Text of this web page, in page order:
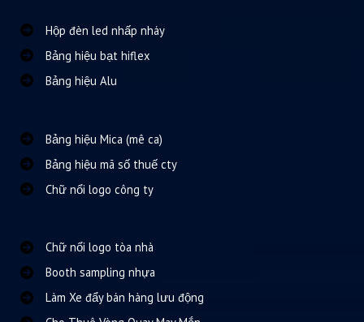
Hộp đèn led nhấp nháy
Bảng hiệu bạt hiflex
Bảng hiệu Alu
Bảng hiệu Mica (mê ca)
Bảng hiệu mã số thuế cty
Chữ nổi logo công ty
Chữ nổi logo tòa nhà
Booth sampling nhựa
Làm Xe đẩy bán hàng lưu động